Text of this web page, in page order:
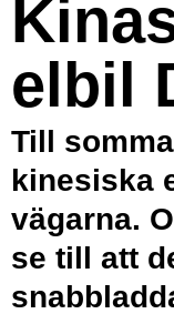
elbil
Till
kinesiska
vägarna.
se till att